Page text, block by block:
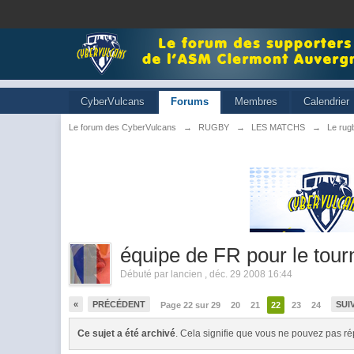
CyberVulcans Forums Membres Calendrier
Le forum des CyberVulcans → RUGBY → LES MATCHS → Le
équipe de FR pour le
Débuté par lancien ,déc. 29 2008 16:44
« PRÉCÉDENT Page 22 sur 29 20 21 22 23 24
Ce sujet a été archivé. Cela signifie que vous ne pouvez pas